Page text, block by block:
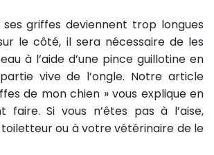
ses griffes deviennent trop longues
le côté, il sera nécessaire de les
à l’aide d’une pince guillotine en
vive de l’ongle. Notre article
de mon chien » vous explique en
faire. Si vous n’êtes pas à l’aise,
ou à votre vétérinaire de le